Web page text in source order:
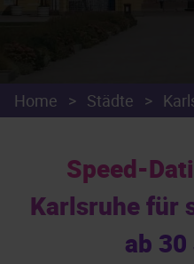
Home > Städte >
Speed-
Karlsruhe für
ab